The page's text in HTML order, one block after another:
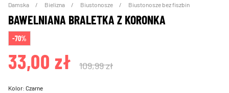
Damska Bielizna Biustonosze Biustonosze bez fiszbin
BAWELNIANA BRALETKA Z KORONKA
-70%
33,00 zł 109,99 zł
Kolor:Czarne